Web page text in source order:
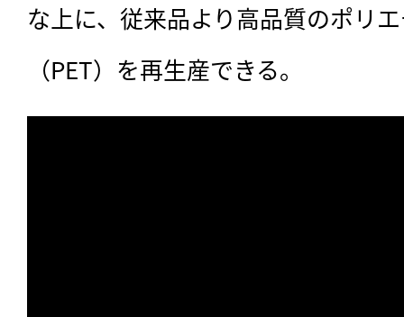
な上に、従来品より高品質のポリ
（PET）を再生産できる。